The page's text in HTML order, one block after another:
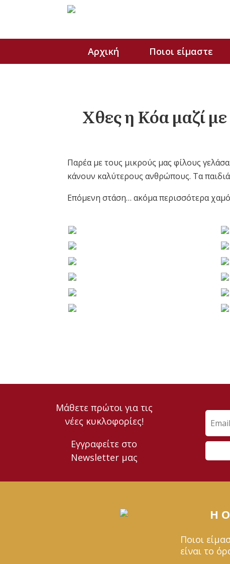
Αρχική Ποιοι είμαστε
Χθες η Κόα μαζί
Παρέα με τους μικρούς μας φίλους
κάνουν καλύτερους ανθρώπους. Τα
Επόμενη στάση… ακόμα περισσότερα
Μάθετε πρώτοι για τις
νέες κυκλοφορίες!
Εγγραφείτε στο
Newsletter μας
Η
Ποιοι
είναι το